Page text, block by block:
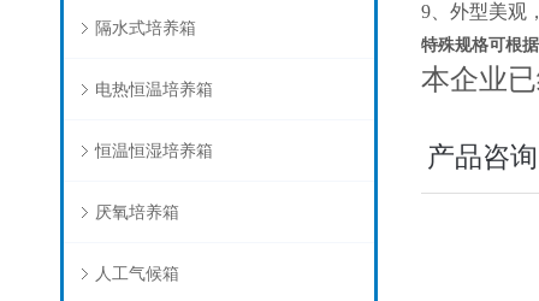
隔水式培养箱
电热恒温培养箱
恒温恒湿培养箱
厌氧培养箱
人工气候箱
9、外型美观
特殊规格可根
本企业
产品咨询